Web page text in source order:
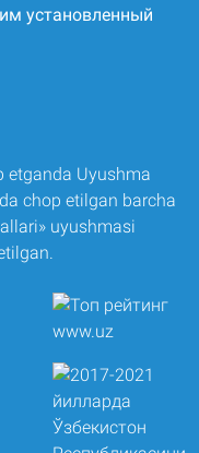
установленный
etganda Uyushma
chop etilgan barcha
uyushmasi